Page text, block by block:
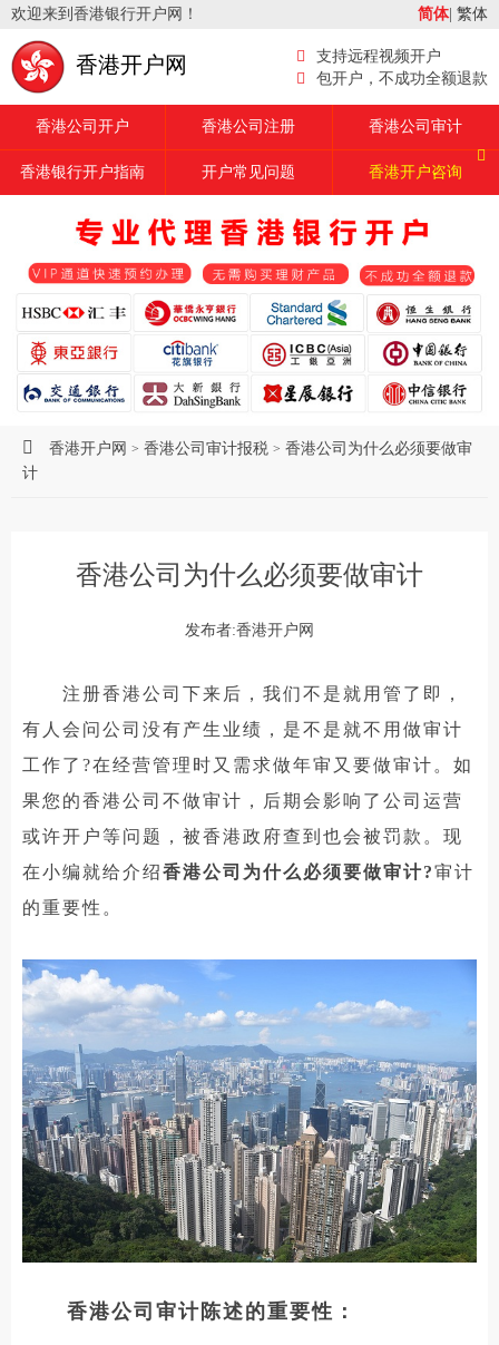
欢迎来到香港银行开户网！ 简体| 繁体
香港开户网
支持远程视频开户
包开户，不成功全额退款
香港公司开户 香港公司注册 香港公司审计
香港银行开户指南 开户常见问题 香港开户咨询
香港开户网 > 香港公司审计报税 > 香港公司为什么必须要做审
计
香港公司为什么必须要做审计
发布者:香港开户网
注册香港公司下来后，我们不是就用管了即，
有人会问公司没有产生业绩，是不是就不用做审计
工作了?在经营管理时又需求做年审又要做审计。如
果您的香港公司不做审计，后期会影响了公司运营
或许开户等问题，被香港政府查到也会被罚款。现
在小编就给介绍香港公司为什么必须要做审计?审计
的重要性。
香港公司审计陈述的重要性：